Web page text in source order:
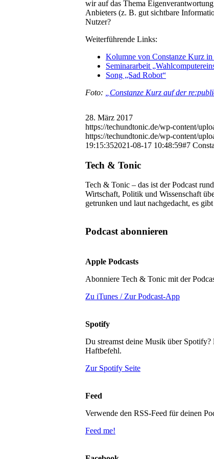
wir auf das Thema
Anbieters (z. B. gut sichtbare
Nutzer?
Weiterführende Links:
Kolumne von Constanze Kurz
Seminararbeit
Song „Sad Robot“
Foto:
„Constanze Kurz auf der
28. März 2017
https://techundtonic.de/wp-content/
https://techundtonic.de/wp-content/
19:15:352021-08-17 10:48:59#7
Tech & Tonic
Tech & Tonic – das ist der Podcast
Wirtschaft, Politik und Wissenschaft
getrunken und laut nachgedacht, es
Podcast abonnieren
Apple Podcasts
Abonniere Tech & Tonic mit der
Zu iTunes / Zur Podcast-App
Spotify
Du streamst deine Musik über
Haftbefehl.
Zur Spotify Seite
Feed
Verwende den RSS-Feed für deinen
Feed me!